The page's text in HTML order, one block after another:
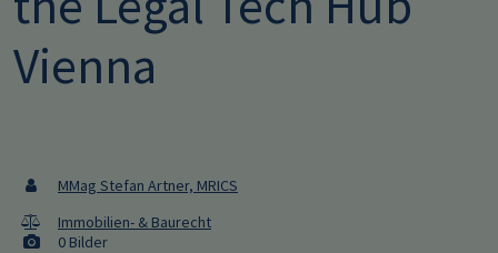
Vienna
MMag Stefan Artner, MRICS
Immobilien- & Baurecht
0 Bilder